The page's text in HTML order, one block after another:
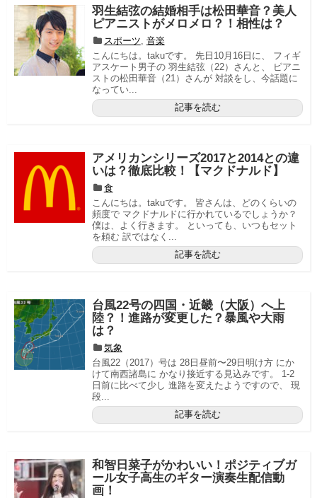
羽生結弦の結婚相手は松田華音？美人
ピアニストがメロメロ？！相性は？
スポーツ 音楽
こんにちは。takuです。 先日10月16日に、 フィギ
アスケート男子の 羽生結弦（22）さんと、 ピアニ
ストの松田華音（21）さんが 対談をし、今話題に
なってい...
記事を読む
アメリカンシリーズ2017と2014との違
いは？徹底比較！【マクドナルド】
食
こんにちは。takuです。 皆さんは、どのくらいの
頻度で マクドナルドに行かれているでしょうか？
僕は、よく行きます。 といっても、いつもセット
を頼む 訳ではなく...
記事を読む
台風22号の四国・近畿（大阪）へ上
陸？！進路が変更した？暴風や大雨
は？
気象
台風22（2017）号は 28日昼前〜29日明け方 にか
けて南西諸島に かなり接近する見込みです。 1-2
日前に比べて少し 進路を変えたようですので、 現
段...
記事を読む
和智日菜子がかわいい！ポジティブガ
ール女子高生のギター演奏生配信動
画！